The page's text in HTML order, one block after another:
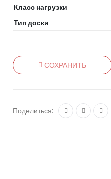
Класс нагрузки
Тип доски
СОХРАНИТЬ
Поделиться: